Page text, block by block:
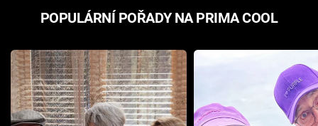
POPULÁRNÍ POŘADY NA PRIMA COOL